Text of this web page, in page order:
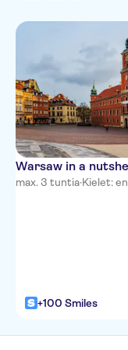
Warsaw in a
max. 3 tuntia·Kielet:
+100 Smiles